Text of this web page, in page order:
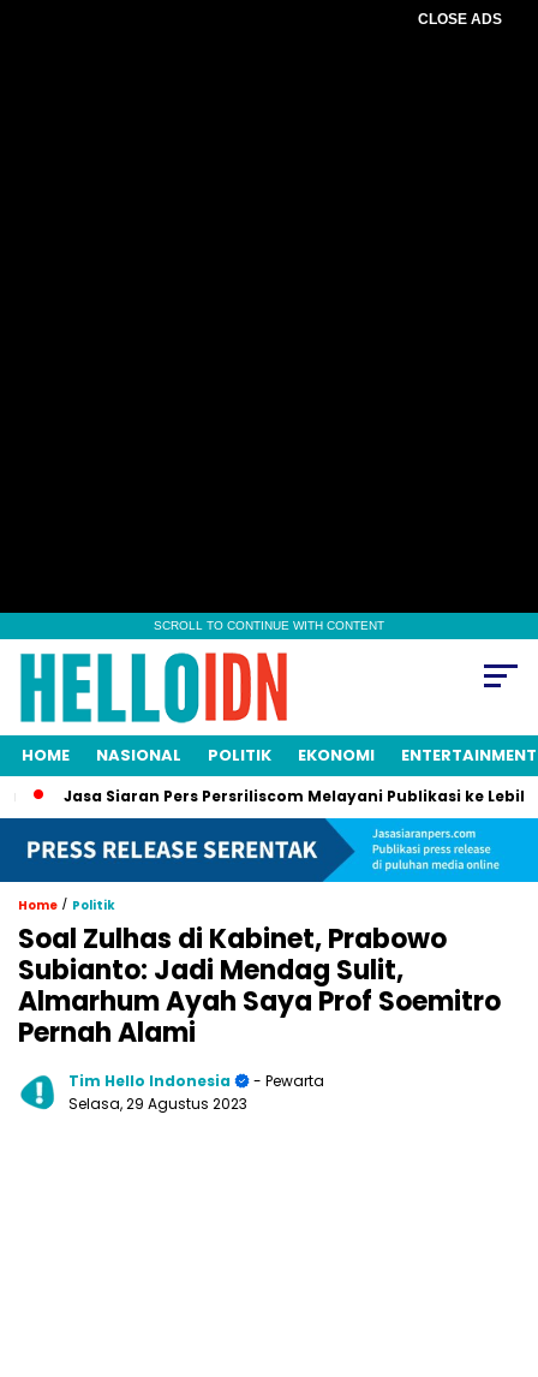
CLOSE ADS
SCROLL TO CONTINUE WITH CONTENT
HOME NASIONAL POLITIK EKONOMI ENTERTAINMENT
Jasa Siaran Pers Persriliscom Melayani Publikasi ke Lebih dari
Home / Politik
Soal Zulhas di Kabinet, Prabowo
Subianto: Jadi Mendag Sulit,
Almarhum Ayah Saya Prof Soemitro
Pernah Alami
Tim Hello Indonesia
- Pewarta
Selasa, 29 Agustus 2023